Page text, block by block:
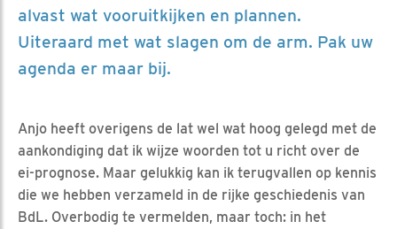
alvast wat vooruitkijken en plannen.
Uiteraard met wat slagen om de arm. Pak uw
agenda er maar bij.
Anjo heeft overigens de lat wel wat hoog gelegd met de
aankondiging dat ik wijze woorden tot u richt over de
ei-prognose. Maar gelukkig kan ik terugvallen op kennis
die we hebben verzameld in de rijke geschiedenis van
BdL. Overbodig te vermelden, maar toch: in het